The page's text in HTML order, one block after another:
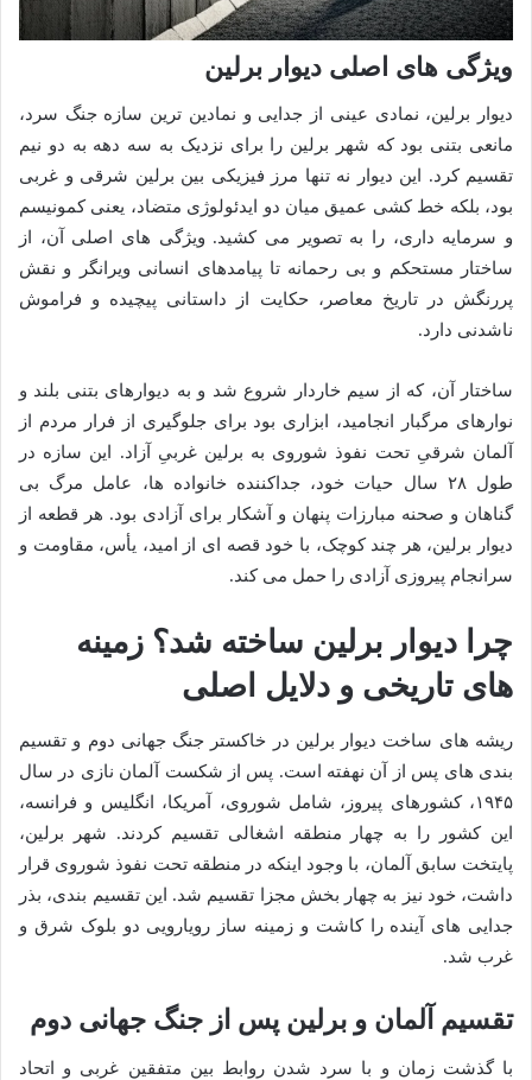
ویژگی های اصلی دیوار برلین
دیوار برلین، نمادی عینی از جدایی و نمادین ترین سازه جنگ سرد،
مانعی بتنی بود که شهر برلین را برای نزدیک به سه دهه به دو نیم
تقسیم کرد. این دیوار نه تنها مرز فیزیکی بین برلین شرقی و غربی
بود، بلکه خط کشی عمیق میان دو ایدئولوژی متضاد، یعنی کمونیسم
و سرمایه داری، را به تصویر می کشید. ویژگی های اصلی آن، از
ساختار مستحکم و بی رحمانه تا پیامدهای انسانی ویرانگر و نقش
پررنگش در تاریخ معاصر، حکایت از داستانی پیچیده و فراموش
ناشدنی دارد.
ساختار آن، که از سیم خاردار شروع شد و به دیوارهای بتنی بلند و
نوارهای مرگبار انجامید، ابزاری بود برای جلوگیری از فرار مردم از
آلمان شرقیِ تحت نفوذ شوروی به برلین غربیِ آزاد. این سازه در
طول ۲۸ سال حیات خود، جداکننده خانواده ها، عامل مرگ بی
گناهان و صحنه مبارزات پنهان و آشکار برای آزادی بود. هر قطعه از
دیوار برلین، هر چند کوچک، با خود قصه ای از امید، یأس، مقاومت و
سرانجام پیروزی آزادی را حمل می کند.
چرا دیوار برلین ساخته شد؟ زمینه
های تاریخی و دلایل اصلی
ریشه های ساخت دیوار برلین در خاکستر جنگ جهانی دوم و تقسیم
بندی های پس از آن نهفته است. پس از شکست آلمان نازی در سال
۱۹۴۵، کشورهای پیروز، شامل شوروی، آمریکا، انگلیس و فرانسه،
این کشور را به چهار منطقه اشغالی تقسیم کردند. شهر برلین،
پایتخت سابق آلمان، با وجود اینکه در منطقه تحت نفوذ شوروی قرار
داشت، خود نیز به چهار بخش مجزا تقسیم شد. این تقسیم بندی، بذر
جدایی های آینده را کاشت و زمینه ساز رویارویی دو بلوک شرق و
غرب شد.
تقسیم آلمان و برلین پس از جنگ جهانی دوم
با گذشت زمان و با سرد شدن روابط بین متفقین غربی و اتحاد